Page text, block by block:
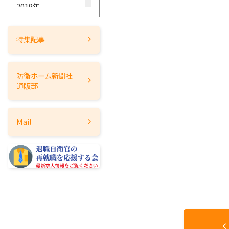
2019年
2018年
2017年
2014年
2012年
2011年
2009年
2008年
特集記事
防衛ホーム新聞社
通販部
Mail